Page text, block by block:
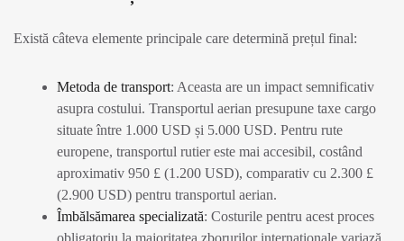
Există câteva elemente principale care determină prețul final:
Metoda de transport: Aceasta are un impact semnificativ
asupra costului. Transportul aerian presupune taxe cargo
situate între 1.000 USD și 5.000 USD. Pentru rute
europene, transportul rutier este mai accesibil, costând
aproximativ 950 £ (1.200 USD), comparativ cu 2.300 £
(2.900 USD) pentru transportul aerian.
Îmbălsămarea specializată: Costurile pentru acest proces